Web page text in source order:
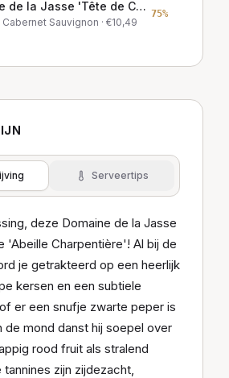
Domaine de la Jasse 'Tête de Cuvée'
Cabernet Sauvignon · €10,49
75%
Serveertips
deze Domaine de la Jasse
'Abeille Charpentière'! Al bij de
je getrakteerd op een heerlijk
kersen en een subtiele
er een snufje zwarte peper is
de mond danst hij soepel over
rood fruit als stralend
zijn zijdezacht,